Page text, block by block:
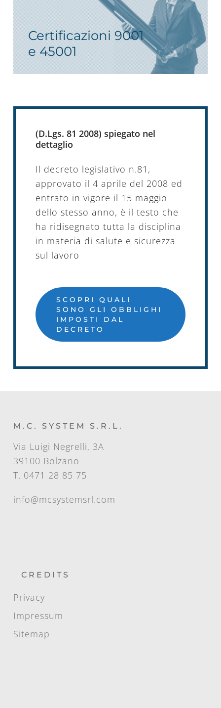
Certificazioni 9001
e 45001
(D.Lgs. 81 2008) spiegato nel
dettaglio
Il decreto legislativo n.81,
approvato il 4 aprile del 2008 ed
entrato in vigore il 15 maggio
dello stesso anno, è il testo che
ha ridisegnato tutta la disciplina
in materia di salute e sicurezza
sul lavoro
SCOPRI QUALI
SONO GLI OBBLIGHI
IMPOSTI DAL
DECRETO
M.C. SYSTEM S.R.L.
Via Luigi Negrelli, 3A
39100 Bolzano
T. 0471 28 85 75
info@mcsystemsrl.com
CREDITS
Privacy
Impressum
Sitemap